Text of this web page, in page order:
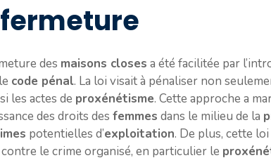
des maisons closes a été facilitée par
code pénal. La loi visait à pénaliser non
les actes de proxénétisme. Cette approche a
des droits des femmes dans le milieu de la
potentielles d’exploitation. De plus, cette
le crime organisé, en particulier le